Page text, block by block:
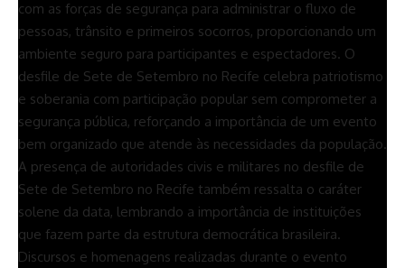
com as forças de segurança para administrar o fluxo de
pessoas, trânsito e primeiros socorros, proporcionando um
ambiente seguro para participantes e espectadores. O
desfile de Sete de Setembro no Recife celebra patriotismo
e soberania com participação popular sem comprometer a
segurança pública, reforçando a importância de um evento
bem organizado que atende às necessidades da população.
A presença de autoridades civis e militares no desfile de
Sete de Setembro no Recife também ressalta o caráter
solene da data, lembrando a importância de instituições
que fazem parte da estrutura democrática brasileira.
Discursos e homenagens realizadas durante o evento